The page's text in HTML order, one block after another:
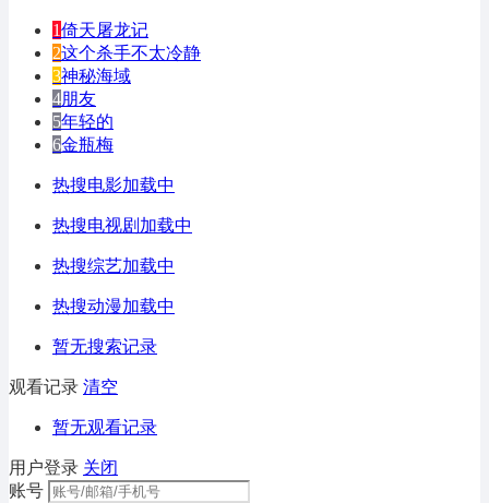
1倚天屠龙记
2这个杀手不太冷静
3神秘海域
4朋友
5年轻的
6金瓶梅
热搜电影加载中
热搜电视剧加载中
热搜综艺加载中
热搜动漫加载中
暂无搜索记录
观看记录 清空
暂无观看记录
用户登录 关闭
账号